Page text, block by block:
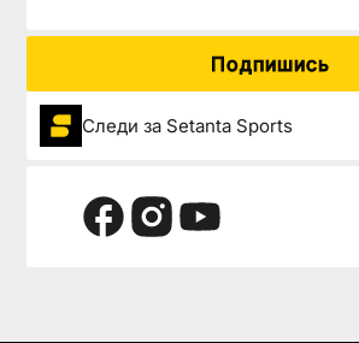
Подпишись
Следи за Setanta Sports